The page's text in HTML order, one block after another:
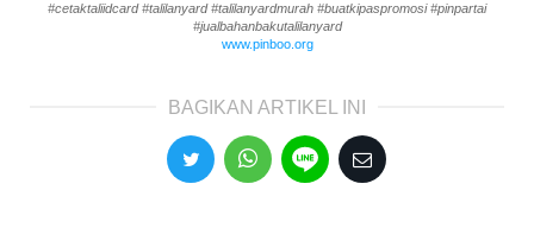
#cetaktaliidcard #talilanyard #talilanyardmurah #buatkipaspromosi #pinpartai
#jualbahanbakutalilanyard
www.pinboo.org
BAGIKAN ARTIKEL INI